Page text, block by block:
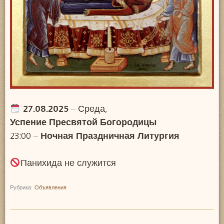
27.08.2025– Среда,
Успение Пресвятой Богородицы
23:00 – Ночная Праздничная Литургия
Панихида не служится
Рубрика: Объявления